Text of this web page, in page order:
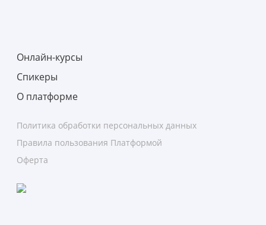
Онлайн-курсы
Спикеры
О платформе
Политика обработки персональных данных
Правила пользования Платформой
Оферта